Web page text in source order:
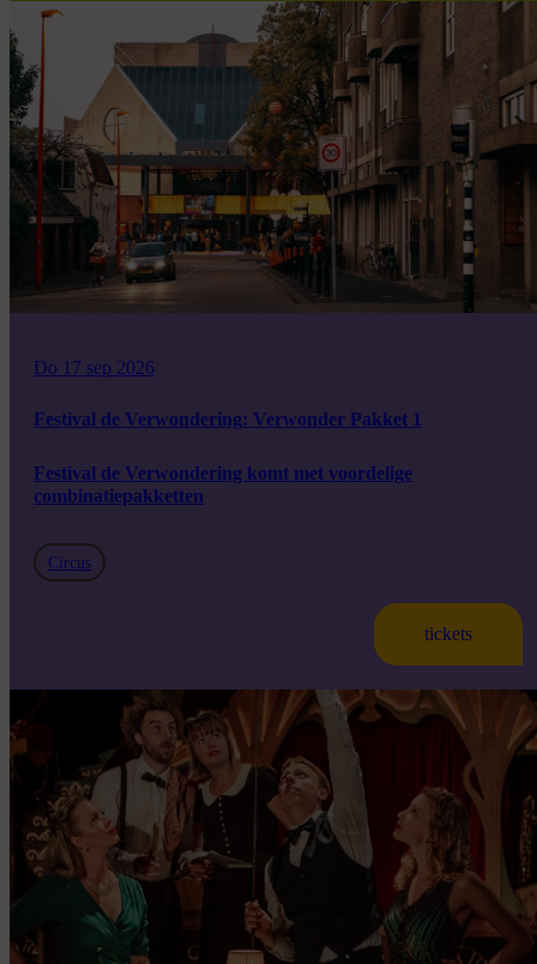
Do 17 sep 2026
Festival de Verwondering: Verwonder Pakket 1
Festival de Verwondering komt met voordelige
combinatiepakketten
Circus
tickets